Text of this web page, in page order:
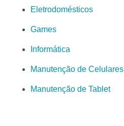
Eletrodomésticos
Games
Informática
Manutenção de Celulares
Manutenção de Tablet